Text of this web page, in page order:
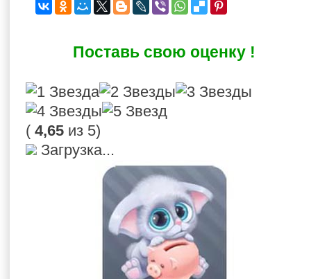
Поставь свою оценку !
( 4,65из 5)
Загрузка...